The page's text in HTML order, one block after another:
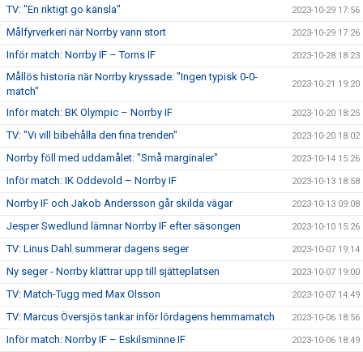
TV: "En riktigt go känsla" 2023-10-29 17:56
Målfyrverkeri när Norrby vann stort 2023-10-29 17:26
Inför match: Norrby IF – Torns IF 2023-10-28 18:23
Mållös historia när Norrby kryssade: "Ingen typisk 0-0-
match"
2023-10-21 19:20
Inför match: BK Olympic – Norrby IF 2023-10-20 18:25
TV: "Vi vill bibehålla den fina trenden" 2023-10-20 18:02
Norrby föll med uddamålet: "Små marginaler" 2023-10-14 15:26
Inför match: IK Oddevold – Norrby IF 2023-10-13 18:58
Norrby IF och Jakob Andersson går skilda vägar 2023-10-13 09:08
Jesper Swedlund lämnar Norrby IF efter säsongen 2023-10-10 15:26
TV: Linus Dahl summerar dagens seger 2023-10-07 19:14
Ny seger - Norrby klättrar upp till sjätteplatsen 2023-10-07 19:00
TV: Match-Tugg med Max Olsson 2023-10-07 14:49
TV: Marcus Översjös tankar inför lördagens hemmamatch 2023-10-06 18:56
Inför match: Norrby IF – Eskilsminne IF 2023-10-06 18:49